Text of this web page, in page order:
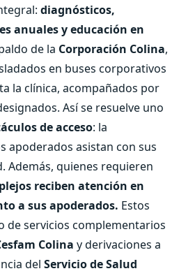
diagnósticos,
anuales y educación en
de la Corporación Colina,
en buses corporativos
la clínica, acompañados por
Así se resuelve uno
de acceso: la
apoderados asistan con sus
Además, quienes requieren
reciben atención en
a sus apoderados. Estos
de servicios complementarios
Colina y derivaciones a
del Servicio de Salud